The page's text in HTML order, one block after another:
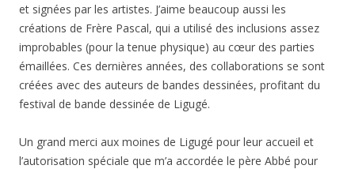
et signées par les artistes. J’aime beaucoup aussi les
créations de Frère Pascal, qui a utilisé des inclusions assez
improbables (pour la tenue physique) au cœur des parties
émaillées. Ces dernières années, des collaborations se sont
créées avec des auteurs de bandes dessinées, profitant du
festival de bande dessinée de Ligugé.
Un grand merci aux moines de Ligugé pour leur accueil et
l’autorisation spéciale que m’a accordée le père Abbé pour